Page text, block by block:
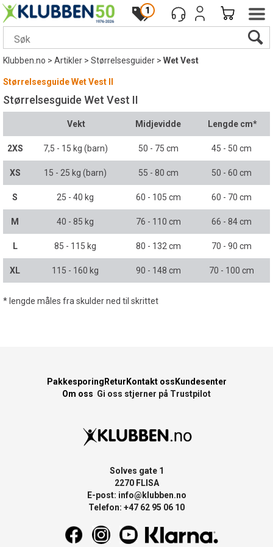
1
Klubben.no>Artikler>Størrelsesguider>Wet Vest
Størrelsesguide Wet Vest II
Størrelsesguide Wet Vest II
Vekt Midjevidde Lengde cm*
2XS 7,5 - 15 kg (barn) 50 - 75 cm 45 - 50 cm
XS 15 - 25 kg (barn) 55 - 80 cm 50 - 60 cm
S 25 - 40 kg 60 - 105 cm 60 - 70 cm
M 40 - 85 kg 76 - 110 cm 66 - 84 cm
L 85 - 115 kg 80 - 132 cm 70 - 90 cm
XL 115 - 160 kg 90 - 148 cm 70 - 100 cm
* lengde måles fra skulder ned til skrittet
PakkesporingReturKontakt ossKundesenter
Om oss Gi oss stjerner på Trustpilot
Solves gate 1
2270 FLISA
E-post: info@klubben.no
Telefon: +47 62 95 06 10